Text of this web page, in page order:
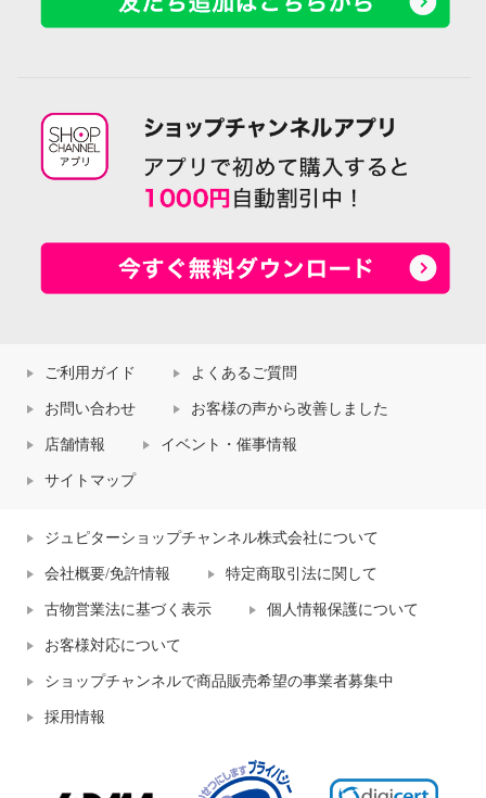
ご利用ガイド よくあるご質問
お問い合わせ お客様の声から改善しました
店舗情報 イベント・催事情報
サイトマップ
ジュピターショップチャンネル株式会社について
会社概要/免許情報 特定商取引法に関して
古物営業法に基づく表示 個人情報保護について
お客様対応について
ショップチャンネルで商品販売希望の事業者募集中
採用情報